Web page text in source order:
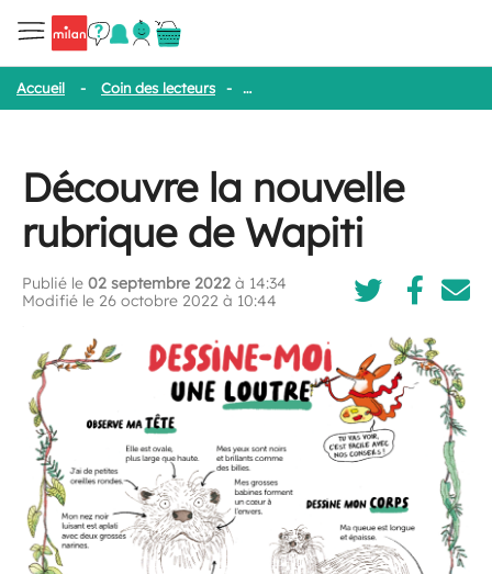
Accueil - Coin des lecteurs - Découvre la nouvelle rubrique de
Découvre la nouvelle
rubrique de Wapiti
Publié le 02 septembre 2022 à 14:34
Modifié le 26 octobre 2022 à 10:44